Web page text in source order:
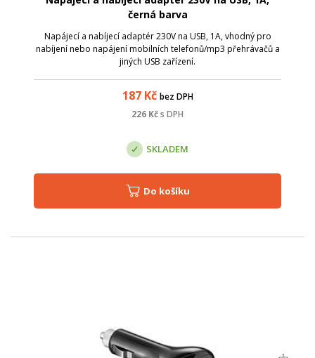
černá barva
Napájecí a nabíjecí adaptér 230V na USB, 1A, vhodný pro
nabíjení nebo napájení mobilních telefonů/mp3 přehrávačů a
jiných USB zařízení.
187Kč bez DPH
226 Kčs DPH
SKLADEM
Do košíku